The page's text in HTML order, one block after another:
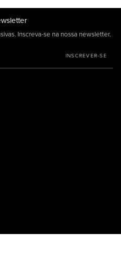
Inscreva-se na nossa newsletter.
INSCREVER-SE